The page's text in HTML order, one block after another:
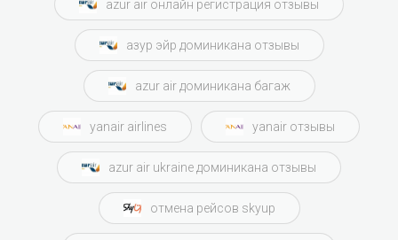
azur air онлайн регистрация отзывы
азур эйр доминикана отзывы
azur air доминикана багаж
yanair airlines yanair отзывы
azur air ukraine доминикана отзывы
отмена рейсов skyup